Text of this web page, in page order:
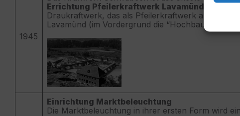
1945
Errichtung Pfeilerkraftwerk Lavamünd Das
Draukraftwerk, das als Pfeilerkraftwerk
Lavamünd (im Vordergrund die “Hochbausiedlung”).
Einrichtung Marktbeleuchtung
Die Marktbeleuchtung in ihrer ersten Form wird